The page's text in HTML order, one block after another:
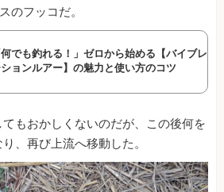
のフッコだ。
何でも釣れる！」ゼロから始める【バイブレ
ョンルアー】の魅力と使い方のコツ
もおかしくないのだが、この後何を
、再び上流へ移動した。